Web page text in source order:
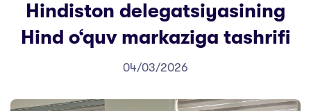
Hindiston delegatsiyasining
Hind o‘quv markaziga tashrifi
04/03/2026